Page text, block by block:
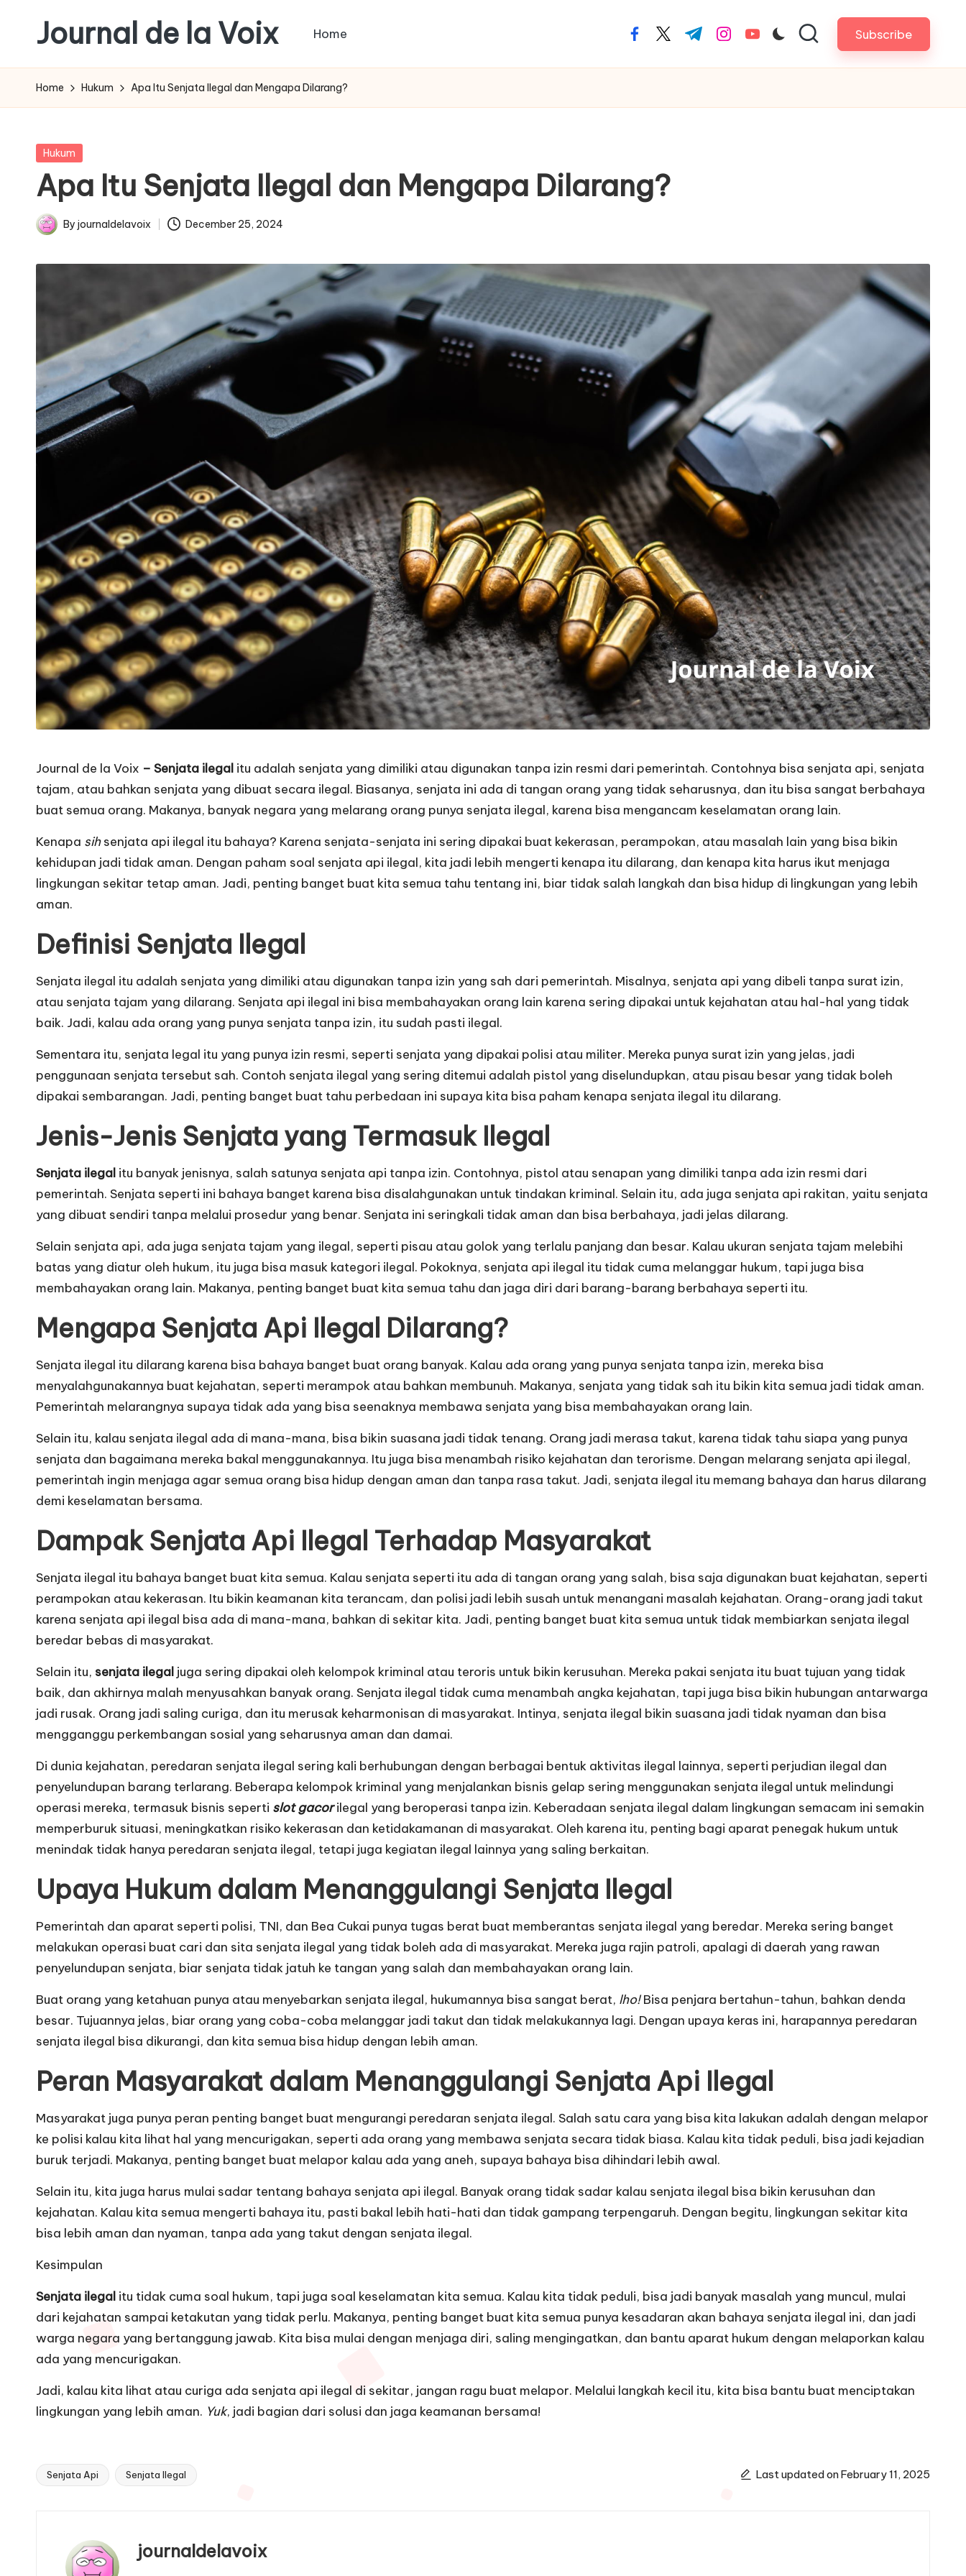
content
Journal de la Voix
Journal:
Hak
sebagai
Pembeli
Home facebook.com
twitter.com
t.me instagram.com
youtube.com Subscribe
Home Hukum Apa Itu Senjata Ilegal dan Mengapa Dilarang?
Posted
Hukum
Apa Itu Senjata Ilegal dan Mengapa Dilarang?
Posted
By journaldelavoix December 25, 2024
Journal de la Voix – Senjata ilegal itu adalah senjata yang dimiliki atau digunakan tanpa izin resmi dari pemerintah. Contohnya bisa senjata api, senjata
tajam, atau bahkan senjata yang dibuat secara ilegal. Biasanya, senjata ini ada di tangan orang yang tidak seharusnya, dan itu bisa sangat berbahaya
buat semua orang. Makanya, banyak negara yang melarang orang punya senjata ilegal, karena bisa mengancam keselamatan orang lain.
Kenapa sihsenjata api ilegal itu bahaya? Karena senjata-senjata ini sering dipakai buat kekerasan, perampokan, atau masalah lain yang bisa bikin
kehidupan jadi tidak aman. Dengan paham soal senjata api ilegal, kita jadi lebih mengerti kenapa itu dilarang, dan kenapa kita harus ikut menjaga
lingkungan sekitar tetap aman. Jadi, penting banget buat kita semua tahu tentang ini, biar tidak salah langkah dan bisa hidup di lingkungan yang lebih
aman.
Definisi Senjata Ilegal
Senjata ilegal itu adalah senjata yang dimiliki atau digunakan tanpa izin yang sah dari pemerintah. Misalnya, senjata api yang dibeli tanpa surat izin,
atau senjata tajam yang dilarang. Senjata api ilegal ini bisa membahayakan orang lain karena sering dipakai untuk kejahatan atau hal-hal yang tidak
baik. Jadi, kalau ada orang yang punya senjata tanpa izin, itu sudah pasti ilegal.
Sementara itu, senjata legal itu yang punya izin resmi, seperti senjata yang dipakai polisi atau militer. Mereka punya surat izin yang jelas, jadi
penggunaan senjata tersebut sah. Contoh senjata ilegal yang sering ditemui adalah pistol yang diselundupkan, atau pisau besar yang tidak boleh
dipakai sembarangan. Jadi, penting banget buat tahu perbedaan ini supaya kita bisa paham kenapa senjata ilegal itu dilarang.
Jenis-Jenis Senjata yang Termasuk Ilegal
Senjata ilegal itu banyak jenisnya, salah satunya senjata api tanpa izin. Contohnya, pistol atau senapan yang dimiliki tanpa ada izin resmi dari
pemerintah. Senjata seperti ini bahaya banget karena bisa disalahgunakan untuk tindakan kriminal. Selain itu, ada juga senjata api rakitan, yaitu senjata
yang dibuat sendiri tanpa melalui prosedur yang benar. Senjata ini seringkali tidak aman dan bisa berbahaya, jadi jelas dilarang.
Selain senjata api, ada juga senjata tajam yang ilegal, seperti pisau atau golok yang terlalu panjang dan besar. Kalau ukuran senjata tajam melebihi
batas yang diatur oleh hukum, itu juga bisa masuk kategori ilegal. Pokoknya, senjata api ilegal itu tidak cuma melanggar hukum, tapi juga bisa
membahayakan orang lain. Makanya, penting banget buat kita semua tahu dan jaga diri dari barang-barang berbahaya seperti itu.
Mengapa Senjata Api Ilegal Dilarang?
Senjata ilegal itu dilarang karena bisa bahaya banget buat orang banyak. Kalau ada orang yang punya senjata tanpa izin, mereka bisa
menyalahgunakannya buat kejahatan, seperti merampok atau bahkan membunuh. Makanya, senjata yang tidak sah itu bikin kita semua jadi tidak aman.
Pemerintah melarangnya supaya tidak ada yang bisa seenaknya membawa senjata yang bisa membahayakan orang lain.
Selain itu, kalau senjata ilegal ada di mana-mana, bisa bikin suasana jadi tidak tenang. Orang jadi merasa takut, karena tidak tahu siapa yang punya
senjata dan bagaimana mereka bakal menggunakannya. Itu juga bisa menambah risiko kejahatan dan terorisme. Dengan melarang senjata api ilegal,
pemerintah ingin menjaga agar semua orang bisa hidup dengan aman dan tanpa rasa takut. Jadi, senjata ilegal itu memang bahaya dan harus dilarang
demi keselamatan bersama.
Dampak Senjata Api Ilegal Terhadap Masyarakat
Senjata ilegal itu bahaya banget buat kita semua. Kalau senjata seperti itu ada di tangan orang yang salah, bisa saja digunakan buat kejahatan, seperti
perampokan atau kekerasan. Itu bikin keamanan kita terancam, dan polisi jadi lebih susah untuk menangani masalah kejahatan. Orang-orang jadi takut
karena senjata api ilegal bisa ada di mana-mana, bahkan di sekitar kita. Jadi, penting banget buat kita semua untuk tidak membiarkan senjata ilegal
beredar bebas di masyarakat.
Selain itu, senjata ilegal juga sering dipakai oleh kelompok kriminal atau teroris untuk bikin kerusuhan. Mereka pakai senjata itu buat tujuan yang tidak
baik, dan akhirnya malah menyusahkan banyak orang. Senjata ilegal tidak cuma menambah angka kejahatan, tapi juga bisa bikin hubungan antarwarga
jadi rusak. Orang jadi saling curiga, dan itu merusak keharmonisan di masyarakat. Intinya, senjata ilegal bikin suasana jadi tidak nyaman dan bisa
mengganggu perkembangan sosial yang seharusnya aman dan damai.
Di dunia kejahatan, peredaran senjata ilegal sering kali berhubungan dengan berbagai bentuk aktivitas ilegal lainnya, seperti perjudian ilegal dan
penyelundupan barang terlarang. Beberapa kelompok kriminal yang menjalankan bisnis gelap sering menggunakan senjata ilegal untuk melindungi
operasi mereka, termasuk bisnis seperti slot gacorilegal yang beroperasi tanpa izin. Keberadaan senjata ilegal dalam lingkungan semacam ini semakin
memperburuk situasi, meningkatkan risiko kekerasan dan ketidakamanan di masyarakat. Oleh karena itu, penting bagi aparat penegak hukum untuk
menindak tidak hanya peredaran senjata ilegal, tetapi juga kegiatan ilegal lainnya yang saling berkaitan.
Upaya Hukum dalam Menanggulangi Senjata Ilegal
Pemerintah dan aparat seperti polisi, TNI, dan Bea Cukai punya tugas berat buat memberantas senjata ilegal yang beredar. Mereka sering banget
melakukan operasi buat cari dan sita senjata ilegal yang tidak boleh ada di masyarakat. Mereka juga rajin patroli, apalagi di daerah yang rawan
penyelundupan senjata, biar senjata tidak jatuh ke tangan yang salah dan membahayakan orang lain.
Buat orang yang ketahuan punya atau menyebarkan senjata ilegal, hukumannya bisa sangat berat, lho!Bisa penjara bertahun-tahun, bahkan denda
besar. Tujuannya jelas, biar orang yang coba-coba melanggar jadi takut dan tidak melakukannya lagi. Dengan upaya keras ini, harapannya peredaran
senjata ilegal bisa dikurangi, dan kita semua bisa hidup dengan lebih aman.
Peran Masyarakat dalam Menanggulangi Senjata Api Ilegal
Masyarakat juga punya peran penting banget buat mengurangi peredaran senjata ilegal. Salah satu cara yang bisa kita lakukan adalah dengan melapor
ke polisi kalau kita lihat hal yang mencurigakan, seperti ada orang yang membawa senjata secara tidak biasa. Kalau kita tidak peduli, bisa jadi kejadian
buruk terjadi. Makanya, penting banget buat melapor kalau ada yang aneh, supaya bahaya bisa dihindari lebih awal.
Selain itu, kita juga harus mulai sadar tentang bahaya senjata api ilegal. Banyak orang tidak sadar kalau senjata ilegal bisa bikin kerusuhan dan
kejahatan. Kalau kita semua mengerti bahaya itu, pasti bakal lebih hati-hati dan tidak gampang terpengaruh. Dengan begitu, lingkungan sekitar kita
bisa lebih aman dan nyaman, tanpa ada yang takut dengan senjata ilegal.
Kesimpulan
Senjata ilegal itu tidak cuma soal hukum, tapi juga soal keselamatan kita semua. Kalau kita tidak peduli, bisa jadi banyak masalah yang muncul, mulai
dari kejahatan sampai ketakutan yang tidak perlu. Makanya, penting banget buat kita semua punya kesadaran akan bahaya senjata ilegal ini, dan jadi
warga negara yang bertanggung jawab. Kita bisa mulai dengan menjaga diri, saling mengingatkan, dan bantu aparat hukum dengan melaporkan kalau
ada yang mencurigakan.
Jadi, kalau kita lihat atau curiga ada senjata api ilegal di sekitar, jangan ragu buat melapor. Melalui langkah kecil itu, kita bisa bantu buat menciptakan
lingkungan yang lebih aman. Yuk, jadi bagian dari solusi dan jaga keamanan bersama!
Tags:
Senjata Api Senjata Ilegal Last updated on February 11, 2025
journaldelavoix